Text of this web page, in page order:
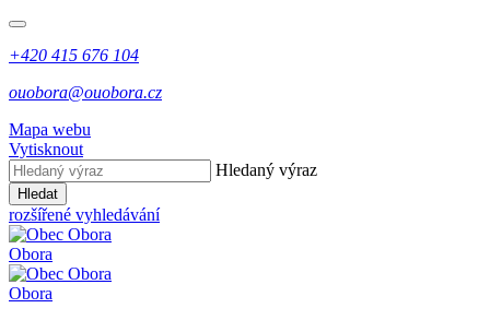
+420 415 676 104
ouobora@ouobora.cz
Mapa webu
Vytisknout
Hledaný výraz
Hledat
rozšířené vyhledávání
Obora
Obora